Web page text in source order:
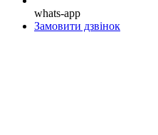
whats-app
Замовити дзвінок